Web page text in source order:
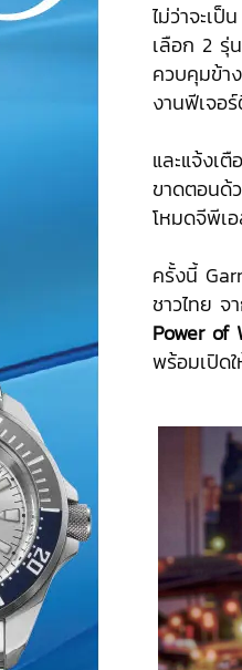
ไม่ว่าจะเ
เลือก 2 รุ่
ควบคุมข้า
งานฟีเจอ
และแจ้งเ
ขาดตอนด้
โหมดจีพีเ
ครั้งนี้
ชาวไทย จ
Power of
พร้อมเปิด